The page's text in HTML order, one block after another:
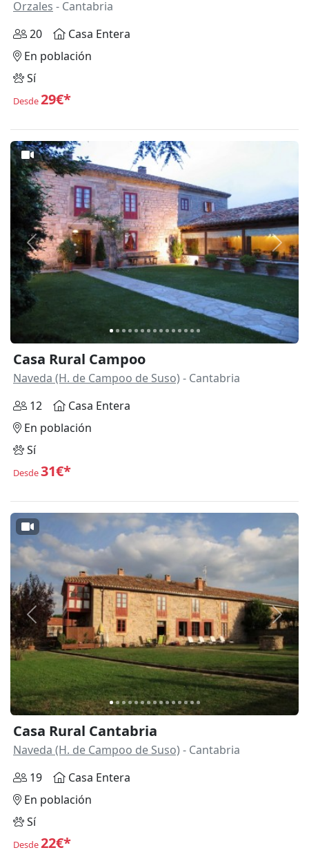
Orzales - Cantabria
20
Casa Entera
En población
Sí
Desde29€*
Anterior
Casa Rural Campoo
Naveda (H. de Campoo de Suso) - Cantabria
12
Casa Entera
En población
Sí
Desde31€*
Anterior
Casa Rural Cantabria
Naveda (H. de Campoo de Suso) - Cantabria
19
Casa Entera
En población
Sí
Desde22€*